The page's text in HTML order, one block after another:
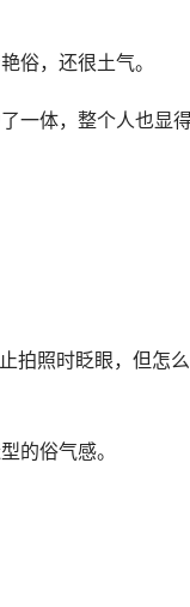
俗，还很土气。
一体，整个人也显
拍照时眨眼，但怎
的俗气感。